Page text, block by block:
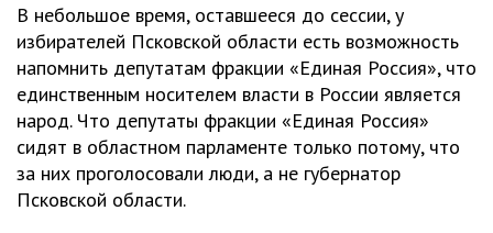
В небольшое время, оставшееся до сессии, у
избирателей Псковской области есть возможность
напомнить депутатам фракции «Единая Россия», что
единственным носителем власти в России является
народ. Что депутаты фракции «Единая Россия»
сидят в областном парламенте только потому, что
за них проголосовали люди, а не губернатор
Псковской области.